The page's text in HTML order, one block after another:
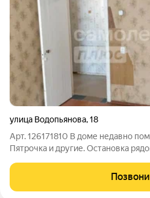
улица Водопьянова,18
Арт. 126171810 В доме недавно
Пятрочка и другие. Остановка